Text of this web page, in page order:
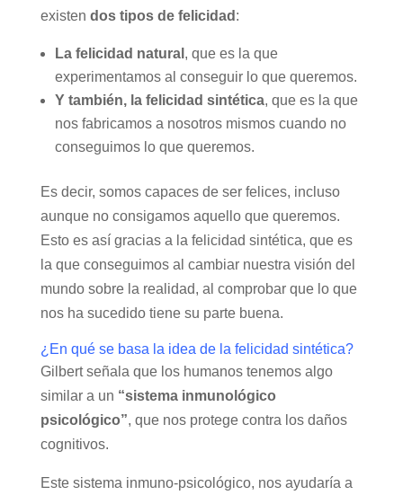
existen dos tipos de felicidad :
La felicidad natural , que es la que
experimentamos al conseguir lo que queremos.
Y también, la felicidad sintética, que es la que
nos fabricamos a nosotros mismos cuando no
conseguimos lo que queremos.
Es decir, somos capaces de ser felices, incluso
aunque no consigamos aquello que queremos.
Esto es así gracias a la felicidad sintética, que es
la que conseguimos al cambiar nuestra visión del
mundo sobre la realidad, al comprobar que lo que
nos ha sucedido tiene su parte buena.
¿En qué se basa la idea de la felicidad sintética?
Gilbert señala que los humanos tenemos algo
similar a un “sistema inmunológico
psicológico”, que nos protege contra los daños
cognitivos.
Este sistema inmuno-psicológico, nos ayudaría a